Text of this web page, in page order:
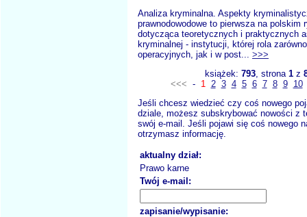
Analiza kryminalna. Aspekty
prawnodowodowe to pierwsza na polskim
dotycząca teoretycznych i praktycznych
kryminalnej - instytucji, której rola
operacyjnych, jak i w post... >>>
książek: 793, strona 1z
<<< - 1 2 3 4 5 6 7 8 9
10
Jeśli chcesz wiedzieć czy coś nowego
dziale, możesz subskrybować nowości z
swój e-mail. Jeśli pojawi się coś nowego
otrzymasz informację.
aktualny dział:
Prawo karne
Twój e-mail:
zapisanie/wypisanie: